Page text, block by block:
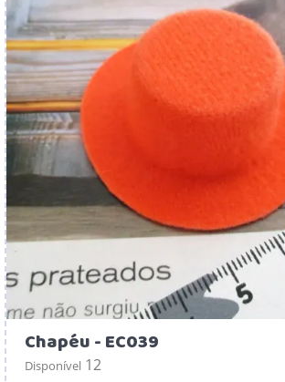
Chapéu - EC039
Disponível 12